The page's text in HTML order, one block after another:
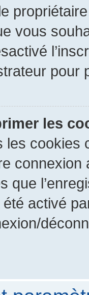
vous
les
les cookies
que
activé